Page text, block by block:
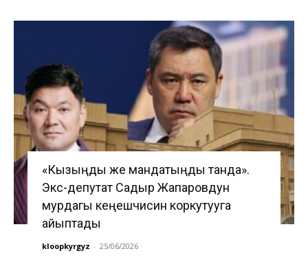
«Кызыңды же мандатыңды танда».
Экс-депутат Садыр Жапаровдун
мурдагы кеңешчисин коркутууга
айыптады
kloopkyrgyz - 25/06/2026